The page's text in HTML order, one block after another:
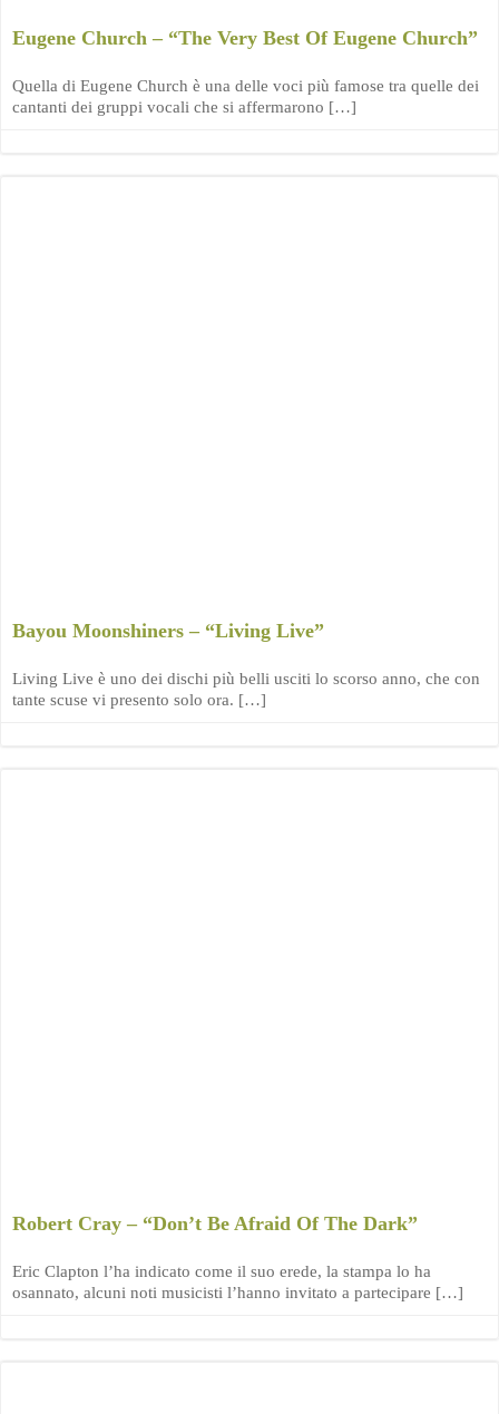
Eugene Church – “The Very Best Of Eugene Church”
Quella di Eugene Church è una delle voci più famose tra quelle dei
cantanti dei gruppi vocali che si affermarono […]
Bayou Moonshiners – “Living Live”
Living Live è uno dei dischi più belli usciti lo scorso anno, che con
tante scuse vi presento solo ora. […]
Robert Cray – “Don’t Be Afraid Of The Dark”
Eric Clapton l’ha indicato come il suo erede, la stampa lo ha
osannato, alcuni noti musicisti l’hanno invitato a partecipare […]